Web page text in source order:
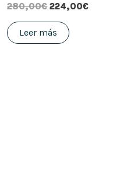
280,00€ 224,00€
Leer más